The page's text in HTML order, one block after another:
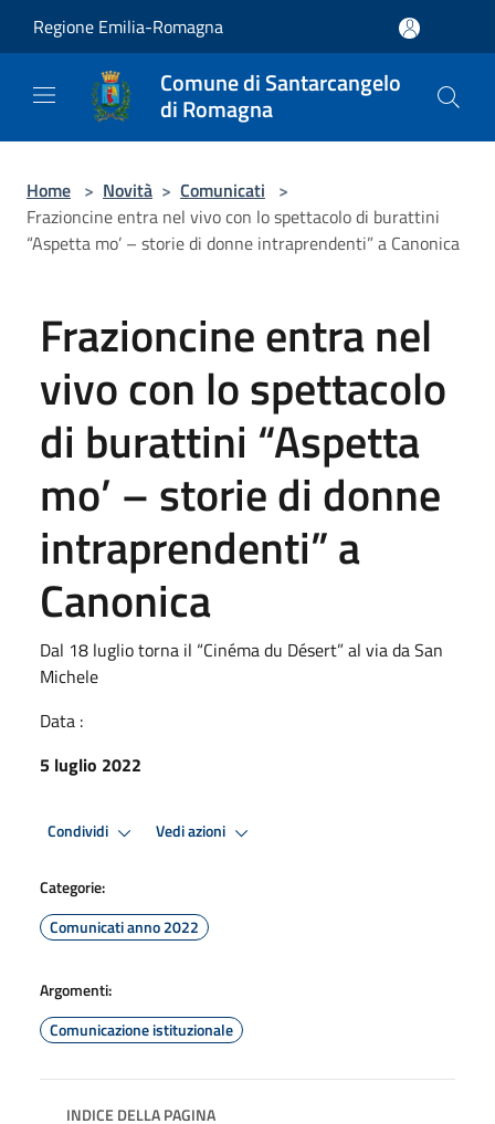
Regione Emilia-Romagna
Comune di Santarcangelo
di Romagna
Home > Novità > Comunicati >
Frazioncine entra nel vivo con lo spettacolo di burattini
“Aspetta mo’ – storie di donne intraprendenti” a Canonica
Frazioncine entra nel
vivo con lo spettacolo
di burattini “Aspetta
mo’ – storie di donne
intraprendenti” a
Canonica
Dal 18 luglio torna il “Cinéma du Désert” al via da San
Michele
Data :
5 luglio 2022
Condividi Vedi azioni
Categorie:
Comunicati anno 2022
Argomenti:
Comunicazione istituzionale
INDICE DELLA PAGINA